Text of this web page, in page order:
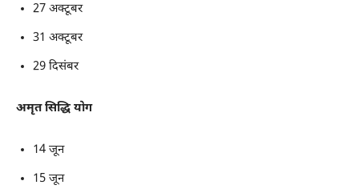
27 अक्टूबर
31 अक्टूबर
29 दिसंबर
अमृत सिद्धि योग
14 जून
15 जून